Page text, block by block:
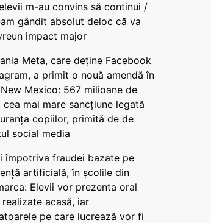
m-au convins să continui /
gândit absolut deloc că va
impact major
Meta, care deține Facebook
a primit o nouă amendă în
Mexico: 567 milioane de
cea mai mare sancțiune legată
copiilor, primită de de
social media
împotriva fraudei bazate pe
artificială, în școlile din
Elevii vor prezenta oral
realizate acasă, iar
pe care lucrează vor fi